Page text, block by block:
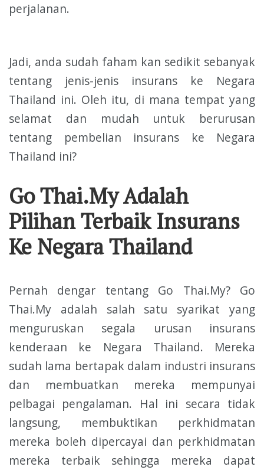
perjalanan.
Jadi, anda sudah faham kan sedikit sebanyak
tentang jenis-jenis insurans ke Negara
Thailand ini. Oleh itu, di mana tempat yang
selamat dan mudah untuk berurusan
tentang pembelian insurans ke Negara
Thailand ini?
Go Thai.My Adalah
Pilihan Terbaik Insurans
Ke Negara Thailand
Pernah dengar tentang Go Thai.My? Go
Thai.My adalah salah satu syarikat yang
menguruskan segala urusan insurans
kenderaan ke Negara Thailand. Mereka
sudah lama bertapak dalam industri insurans
dan membuatkan mereka mempunyai
pelbagai pengalaman. Hal ini secara tidak
langsung, membuktikan perkhidmatan
mereka boleh dipercayai dan perkhidmatan
mereka terbaik sehingga mereka dapat